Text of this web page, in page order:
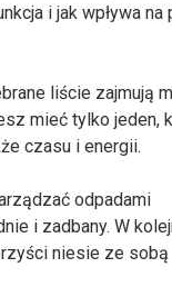
i jak wpływa na
liście zajmują
mieć tylko jeden,
czasu i energii.
odpadami
i zadbany. W
niesie ze sobą